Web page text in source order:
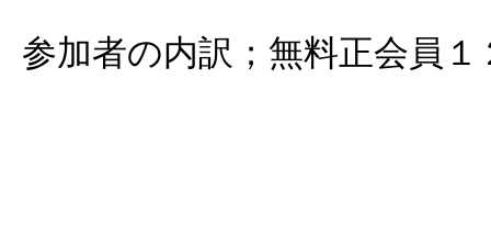
参加者の内訳；無料正会員